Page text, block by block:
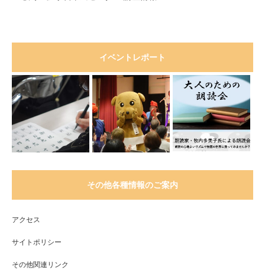
イベントレポート
その他各種情報のご案内
アクセス
サイトポリシー
その他関連リンク